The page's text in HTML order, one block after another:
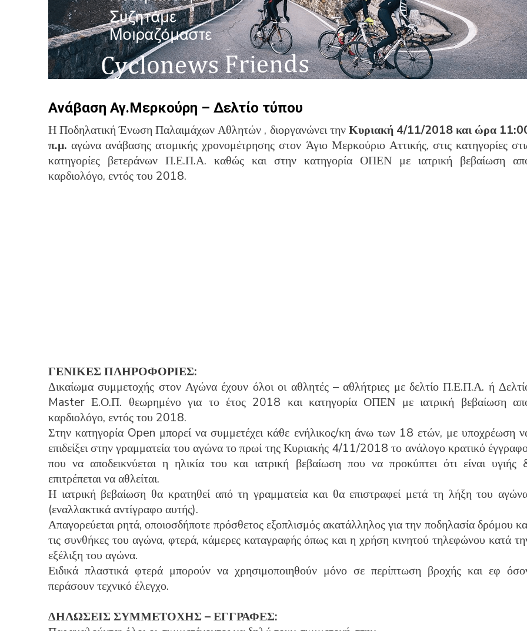
Ανάβαση Αγ.Μερκούρη – Δελτίο τύπου
Η Ποδηλατική Ένωση Παλαιμάχων Αθλητών , διοργανώνει τηνΚυριακή 4/11/2018 και ώρα
π.μ. αγώνα ανάβασης ατομικής χρονομέτρησης στον Άγιο Μερκούριο Αττικής, στις κατηγορίες
κατηγορίες βετεράνων Π.Ε.Π.Α. καθώς και στην κατηγορία ΟΠΕΝ με ιατρική βεβαίωση
καρδιολόγο, εντός του 2018.
ΓΕΝΙΚΕΣ ΠΛΗΡΟΦΟΡΙΕΣ:
Δικαίωμα συμμετοχής στον Αγώνα έχουν όλοι οι αθλητές – αθλήτριες με δελτίο Π.Ε.Π.Α. ή
Master Ε.Ο.Π. θεωρημένο για το έτος 2018 και κατηγορία ΟΠΕΝ με ιατρική βεβαίωση
καρδιολόγο, εντός του 2018.
Στην κατηγορία Open μπορεί να συμμετέχει κάθε ενήλικος/κη άνω των 18 ετών, με υποχρέωση
επιδείξει στην γραμματεία του αγώνα το πρωί της Κυριακής 4/11/2018 το ανάλογο κρατικό
που να αποδεικνύεται η ηλικία του και ιατρική βεβαίωση που να προκύπτει ότι είναι υγιής
επιτρέπεται να αθλείται.
Η ιατρική βεβαίωση θα κρατηθεί από τη γραμματεία και θα επιστραφεί μετά τη λήξη του
(εναλλακτικά αντίγραφο αυτής).
Απαγορεύεται ρητά, οποιοσδήποτε πρόσθετος εξοπλισμός ακατάλληλος για την ποδηλασία δρόμου
τις συνθήκες του αγώνα, φτερά, κάμερες καταγραφής όπως και η χρήση κινητού τηλεφώνου κατά
εξέλιξη του αγώνα.
Ειδικά πλαστικά φτερά μπορούν να χρησιμοποιηθούν μόνο σε περίπτωση βροχής και εφ
περάσουν τεχνικό έλεγχο.
ΔΗΛΩΣΕΙΣ ΣΥΜΜΕΤΟΧΗΣ – ΕΓΓΡΑΦΕΣ: